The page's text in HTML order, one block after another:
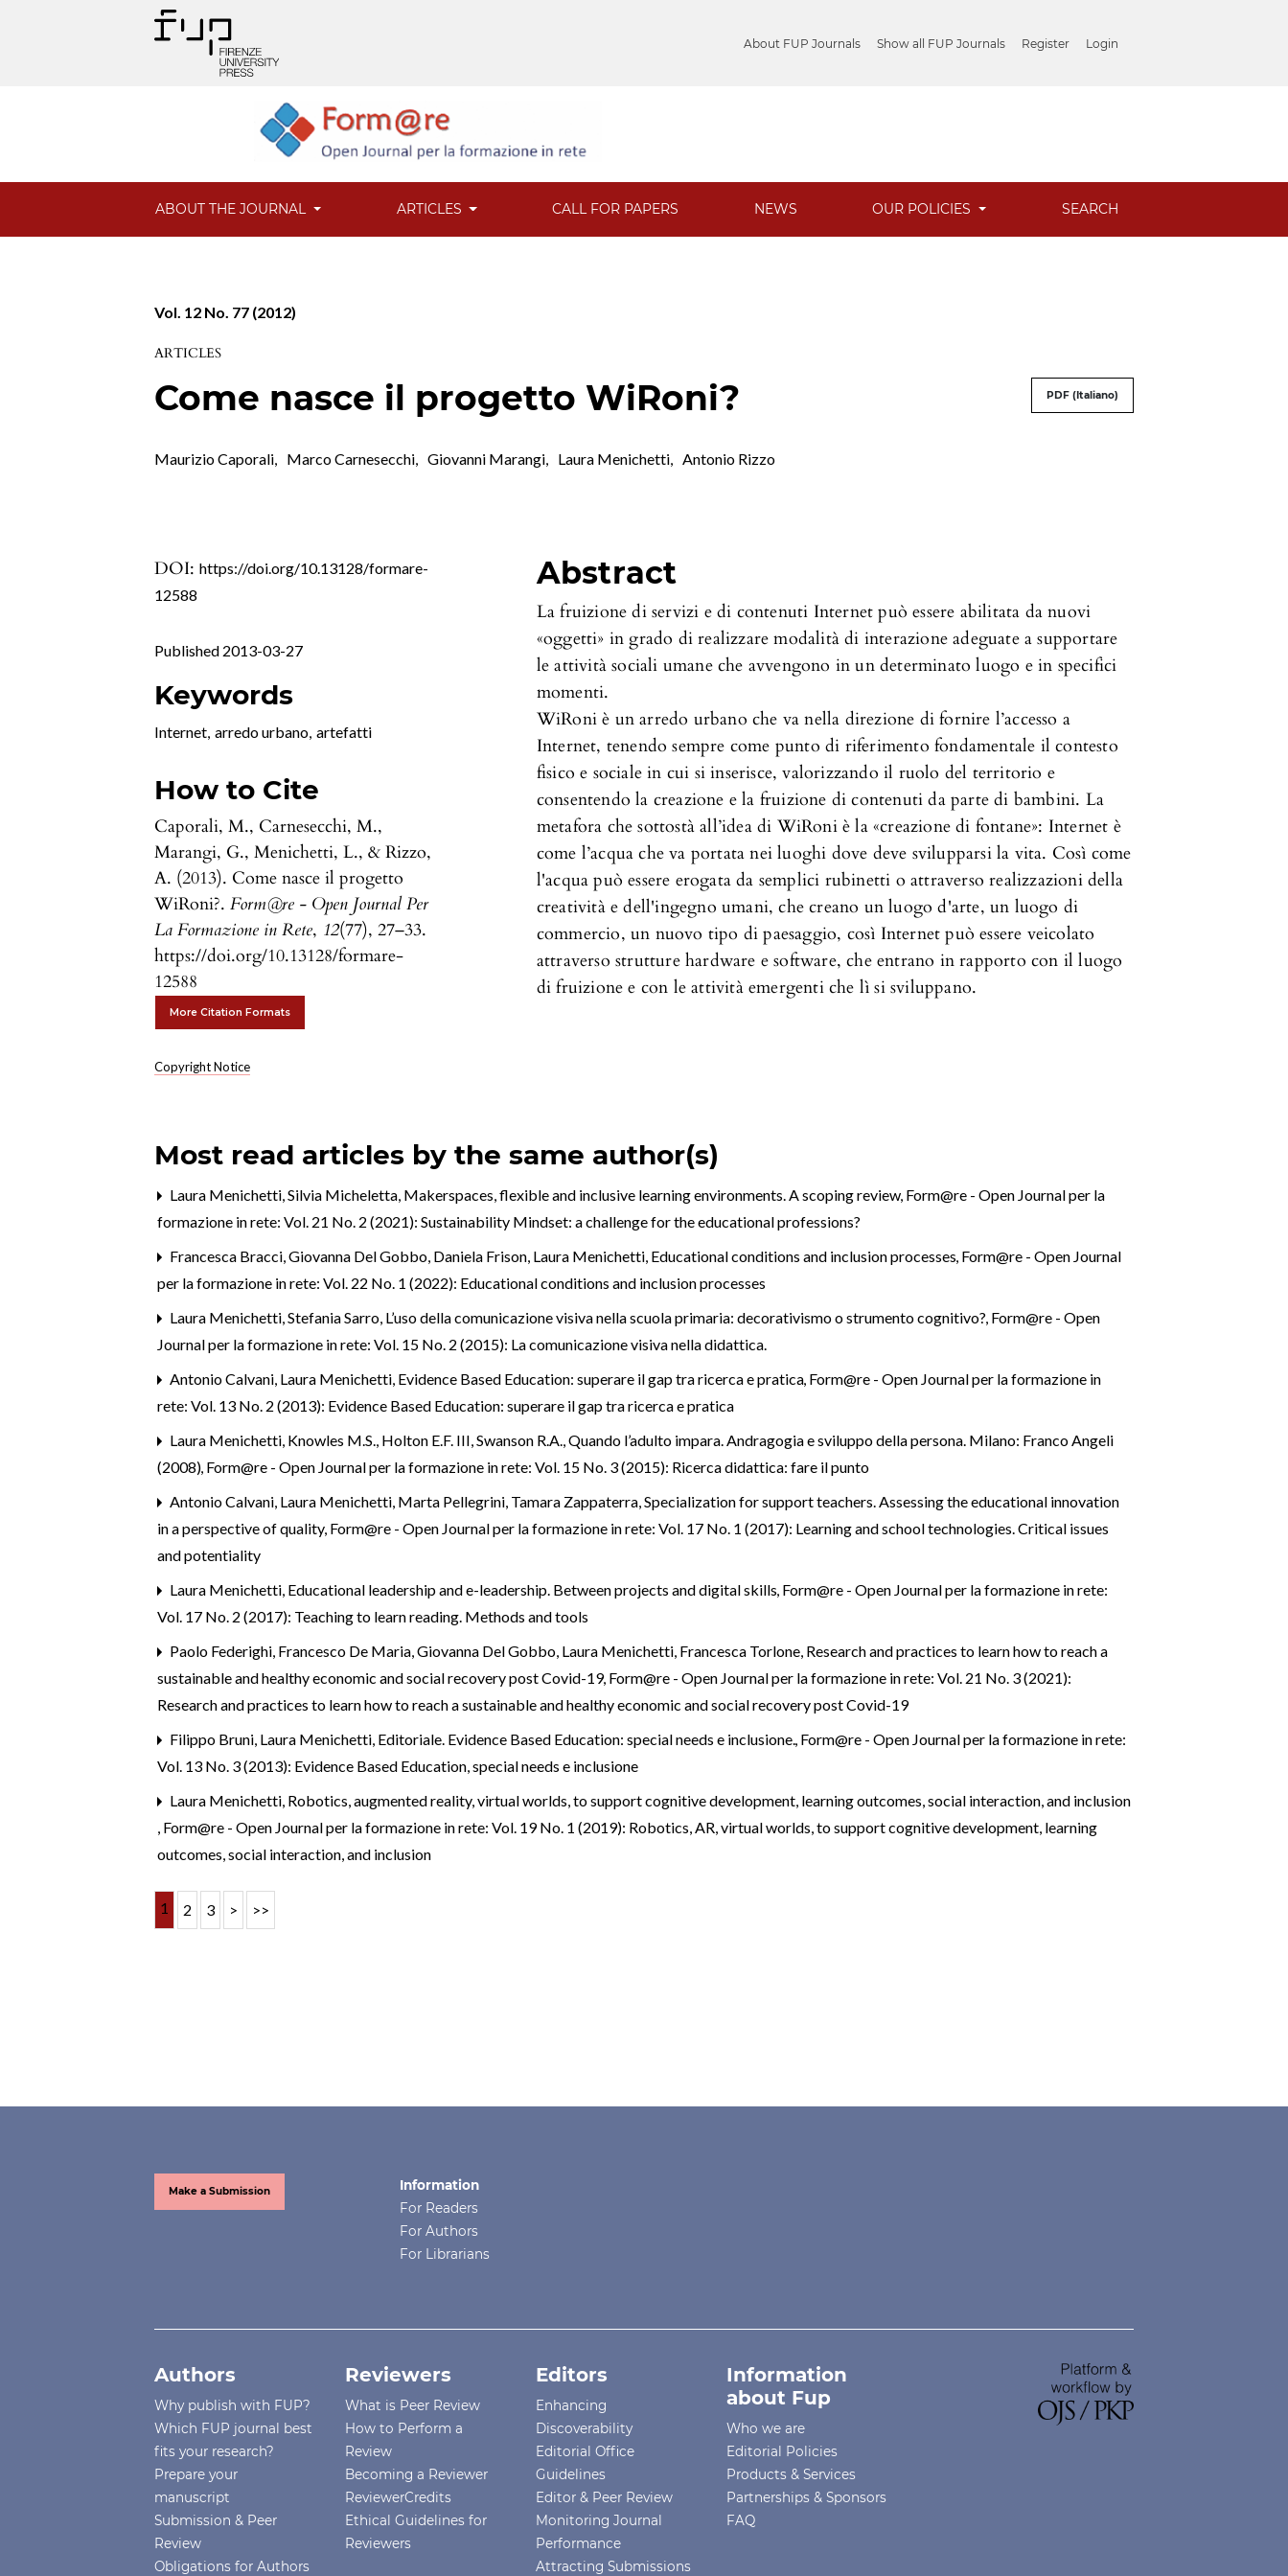
About FUP Journals Show all FUP Journals Register Login
ABOUT THE JOURNAL ARTICLES CALL FOR PAPERS NEWS OUR POLICIES SEARCH
Vol. 12 No. 77 (2012)
ARTICLES
Come nasce il progetto WiRoni? PDF (Italiano)
Maurizio Caporali, Marco Carnesecchi, Giovanni Marangi, Laura Menichetti, Antonio Rizzo
DOI:https://doi.org/10.13128/formare-
12588
Published 2013-03-27
Keywords
Internet, arredo urbano, artefatti
How to Cite
Caporali, M., Carnesecchi, M.,
Marangi, G., Menichetti, L., & Rizzo,
A. (2013). Come nasce il progetto
WiRoni?.Form@re - Open Journal Per
La Formazione in Rete, 12(77), 27–33.
https://doi.org/10.13128/formare-
12588
More Citation Formats
Copyright Notice
Abstract
La fruizione di servizi e di contenuti Internet può essere abilitata da nuovi
«oggetti» in grado di realizzare modalità di interazione adeguate a supportare
le attività sociali umane che avvengono in un determinato luogo e in specifici
momenti.
WiRoni è un arredo urbano che va nella direzione di fornire l’accesso a
Internet, tenendo sempre come punto di riferimento fondamentale il contesto
fisico e sociale in cui si inserisce, valorizzando il ruolo del territorio e
consentendo la creazione e la fruizione di contenuti da parte di bambini. La
metafora che sottostà all’idea di WiRoni è la «creazione di fontane»: Internet è
come l’acqua che va portata nei luoghi dove deve svilupparsi la vita. Così come
l'acqua può essere erogata da semplici rubinetti o attraverso realizzazioni della
creatività e dell'ingegno umani, che creano un luogo d'arte, un luogo di
commercio, un nuovo tipo di paesaggio, così Internet può essere veicolato
attraverso strutture hardware e software, che entrano in rapporto con il luogo
di fruizione e con le attività emergenti che lì si sviluppano.
Most read articles by the same author(s)
Laura Menichetti, Silvia Micheletta, Makerspaces, flexible and inclusive learning environments. A scoping review, Form@re - Open Journal per la
formazione in rete: Vol. 21 No. 2 (2021): Sustainability Mindset: a challenge for the educational professions?
Francesca Bracci, Giovanna Del Gobbo, Daniela Frison, Laura Menichetti, Educational conditions and inclusion processes, Form@re - Open Journal
per la formazione in rete: Vol. 22 No. 1 (2022): Educational conditions and inclusion processes
Laura Menichetti, Stefania Sarro, L’uso della comunicazione visiva nella scuola primaria: decorativismo o strumento cognitivo?, Form@re - Open
Journal per la formazione in rete: Vol. 15 No. 2 (2015): La comunicazione visiva nella didattica.
Antonio Calvani, Laura Menichetti, Evidence Based Education: superare il gap tra ricerca e pratica, Form@re - Open Journal per la formazione in
rete: Vol. 13 No. 2 (2013): Evidence Based Education: superare il gap tra ricerca e pratica
Laura Menichetti, Knowles M.S., Holton E.F. III, Swanson R.A., Quando l’adulto impara. Andragogia e sviluppo della persona. Milano: Franco Angeli
(2008), Form@re - Open Journal per la formazione in rete: Vol. 15 No. 3 (2015): Ricerca didattica: fare il punto
Antonio Calvani, Laura Menichetti, Marta Pellegrini, Tamara Zappaterra,Specialization for support teachers. Assessing the educational innovation
in a perspective of quality, Form@re - Open Journal per la formazione in rete: Vol. 17 No. 1 (2017): Learning and school technologies. Critical issues
and potentiality
Laura Menichetti, Educational leadership and e-leadership. Between projects and digital skills, Form@re - Open Journal per la formazione in rete:
Vol. 17 No. 2 (2017): Teaching to learn reading. Methods and tools
Paolo Federighi, Francesco De Maria, Giovanna Del Gobbo, Laura Menichetti, Francesca Torlone, Research and practices to learn how to reach a
sustainable and healthy economic and social recovery post Covid-19, Form@re - Open Journal per la formazione in rete: Vol. 21 No. 3 (2021):
Research and practices to learn how to reach a sustainable and healthy economic and social recovery post Covid-19
Filippo Bruni, Laura Menichetti, Editoriale. Evidence Based Education: special needs e inclusione., Form@re - Open Journal per la formazione in rete:
Vol. 13 No. 3 (2013): Evidence Based Education, special needs e inclusione
Laura Menichetti, Robotics, augmented reality, virtual worlds, to support cognitive development, learning outcomes, social interaction, and inclusion
, Form@re - Open Journal per la formazione in rete: Vol. 19 No. 1 (2019): Robotics, AR, virtual worlds, to support cognitive development, learning
outcomes, social interaction, and inclusion
1 2 3 > >>
Make a Submission
Information
For Readers
For Authors
For Librarians
Authors
Why publish with FUP?
Which FUP journal best
fits your research?
Prepare your
manuscript
Submission & Peer
Review
Obligations for Authors
Reviewers
What is Peer Review
How to Perform a
Review
Becoming a Reviewer
ReviewerCredits
Ethical Guidelines for
Reviewers
Editors
Enhancing
Discoverability
Editorial Office
Guidelines
Editor & Peer Review
Monitoring Journal
Performance
Attracting Submissions
Information
about Fup
Who we are
Editorial Policies
Products & Services
Partnerships & Sponsors
FAQ